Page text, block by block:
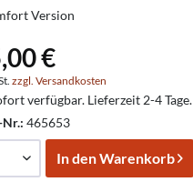
Version
€
zzgl. Versandkosten
verfügbar. Lieferzeit 2-4 Tage.
Nr.:465653
In denWarenkorb